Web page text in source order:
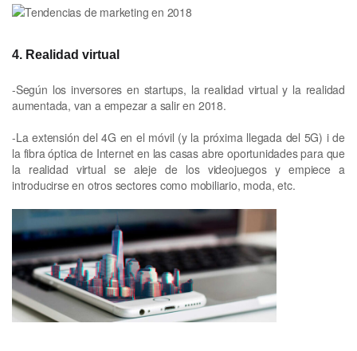
4. Realidad virtual
-Según los inversores en startups, la realidad virtual y la realidad
aumentada, van a empezar a salir en 2018.
-La extensión del 4G en el móvil (y la próxima llegada del 5G) i de
la fibra óptica de Internet en las casas abre oportunidades para que
la realidad virtual se aleje de los videojuegos y empiece a
introducirse en otros sectores como mobiliario, moda, etc.